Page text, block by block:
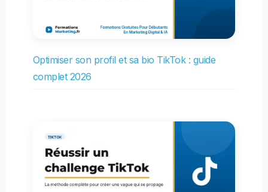
Optimiser son profil et sa bio TikTok : guide
complet 2026